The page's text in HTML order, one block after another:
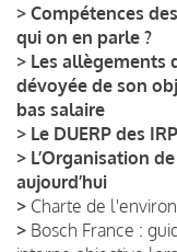
> Compétences
qui on en parle ?
> Les allègements
dévoyée de son
bas salaire
> Le DUERP des
> L’Organisation
aujourd’hui
> Charte de
> Bosch France :